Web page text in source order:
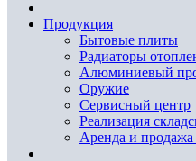
Продукция
Бытовые плиты
Радиаторы
Алюминиевый
Оружие
Сервисный центр
Реализация
Аренда и